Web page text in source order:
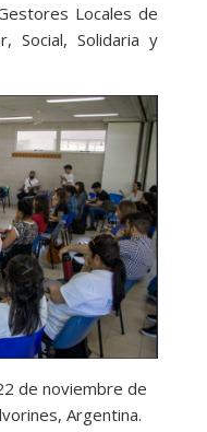
Locales de
Social, Solidaria y
de noviembre de
Argentina.